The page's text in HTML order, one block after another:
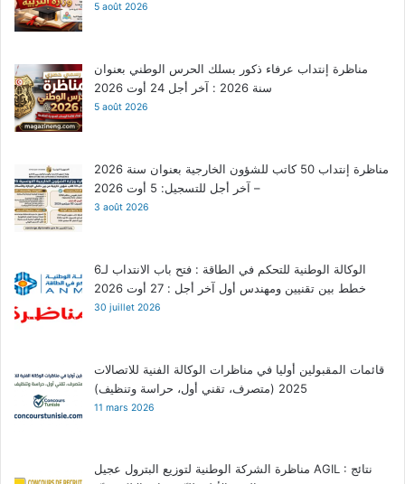
5 août 2026
مناظرة إنتداب عرفاء ذكور بسلك الحرس الوطني بعنوان
سنة 2026 : آخر أجل 24 أوت 2026
5 août 2026
مناظرة إنتداب 50 كاتب للشؤون الخارجية بعنوان سنة 2026
– آخر أجل للتسجيل: 5 أوت 2026
3 août 2026
الوكالة الوطنية للتحكم في الطاقة : فتح باب الانتداب لـ6
خطط بين تقنيين ومهندس أول آخر أجل : 27 أوت 2026
30 juillet 2026
قائمات المقبولين أوليا في مناظرات الوكالة الفنية للاتصالات
2025 (متصرف، تقني أول، حراسة وتنظيف)
11 mars 2026
مناظرة الشركة الوطنية لتوزيع البترول عجيل AGIL : نتائج